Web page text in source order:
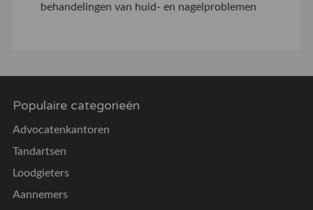
behandelingen van huid- en nagelproblemen
Populaire categorieën
Advocatenkantoren
Tandartsen
Loodgieters
Aannemers